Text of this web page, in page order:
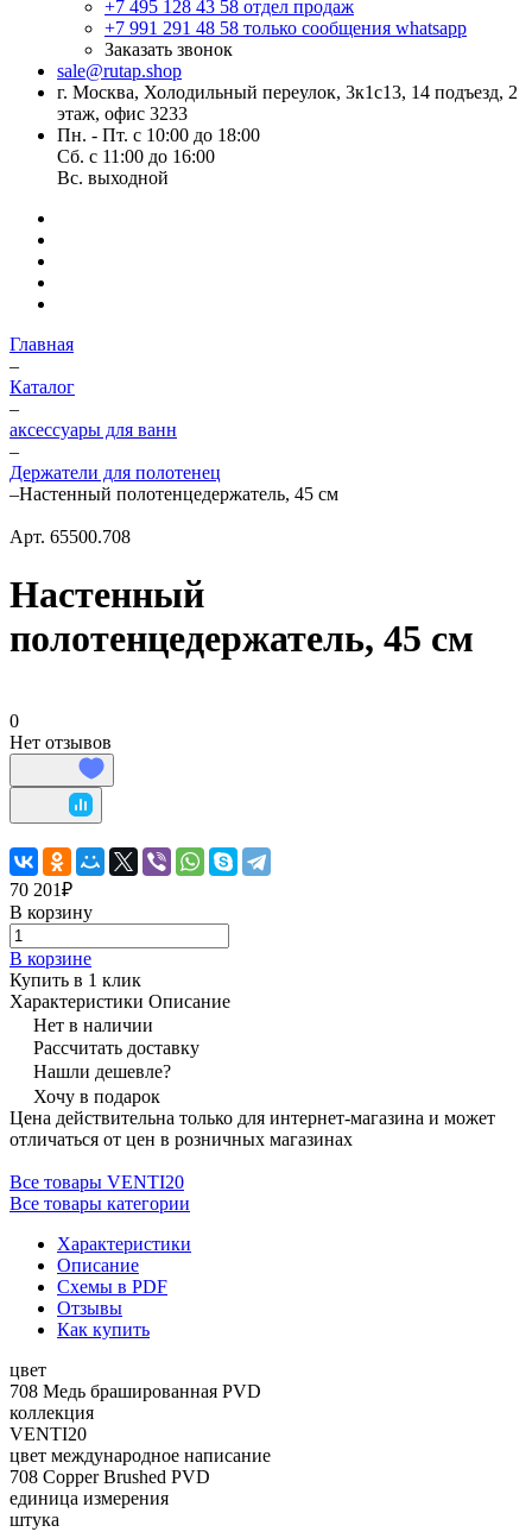
+7 495 128 43 58 отдел продаж
+7 991 291 48 58 только сообщения whatsapp
Заказать звонок
sale@rutap.shop
г. Москва, Холодильный переулок, 3к1с13, 14 подъезд, 2
этаж, офис 3233
Пн. - Пт. с 10:00 до 18:00
Сб. с 11:00 до 16:00
Вс. выходной
Главная
–
Каталог
–
аксессуары для ванн
–
Держатели для полотенец
–Настенный полотенцедержатель, 45 см
Арт. 65500.708
Настенный
полотенцедержатель, 45 см
0
Нет отзывов
70 201₽
В корзину
В корзине
Купить в 1 клик
Характеристики Описание
Нет в наличии
Рассчитать доставку
Нашли дешевле?
Хочу в подарок
Цена действительна только для интернет-магазина и может
отличаться от цен в розничных магазинах
Все товары VENTI20
Все товары категории
Характеристики
Описание
Схемы в PDF
Отзывы
Как купить
цвет
708 Медь брашированная PVD
коллекция
VENTI20
цвет международное написание
708 Copper Brushed PVD
единица измерения
штука